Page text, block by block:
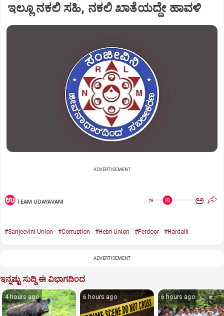
ಇಲ್ಲೂ ನಕಲಿ ಸಹಿ, ನಕಲಿ ಖಾತೆಯದ್ದೇ ಹಾವಳಿ
ADVERTISEMENT
TEAM UDAYAVANI ಅ ಅ
#Sanjeevini Union #Corruption #Hebri Union #Perdoor #Hardalli
ADVERTISEMENT
ಇನ್ನಷ್ಟು ಸುದ್ದಿ ಈ ವಿಭಾಗದಿಂದ
4 hours ago 6 hours ago 6 hours ago